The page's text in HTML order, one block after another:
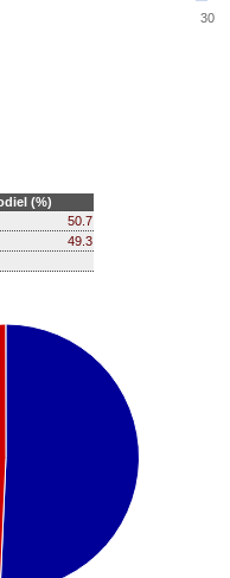
30
(%)
50.7
49.3